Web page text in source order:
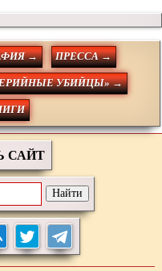
→ ПРЕССА →
УБИЙЦЫ» →
САЙТ